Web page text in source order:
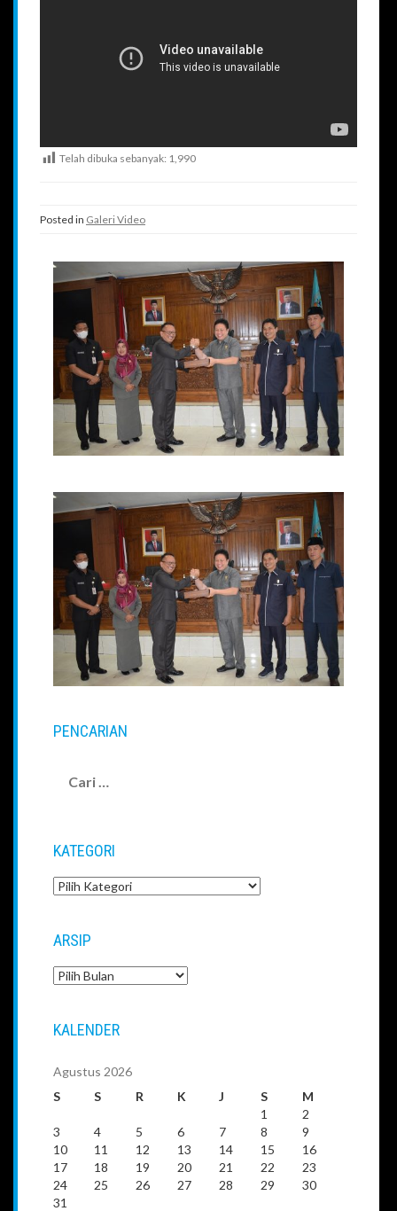
Telah dibuka sebanyak: 1,990
Posted in Galeri Video
PENCARIAN
untuk:
KATEGORI
Kategori
ARSIP
Arsip
KALENDER
Agustus 2026
S
S R K J S
M
1
2
3
4 5 6 7 8
9
10
11 12 13 14 15
16
17
18 19 20 21 22
23
24
25 26 27 28 29
30
31